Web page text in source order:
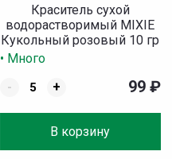
Краситель сухой
водорастворимый MIXIE
Кукольный розовый 10 гр
• Много
-
+
В корзину
99 ₽